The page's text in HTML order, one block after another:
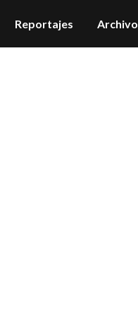
Reportajes Archivo